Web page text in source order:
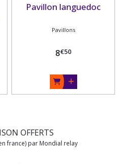
Pavillon languedoc
Pavillons
8€50
OFFERTS
france) par Mondial relay